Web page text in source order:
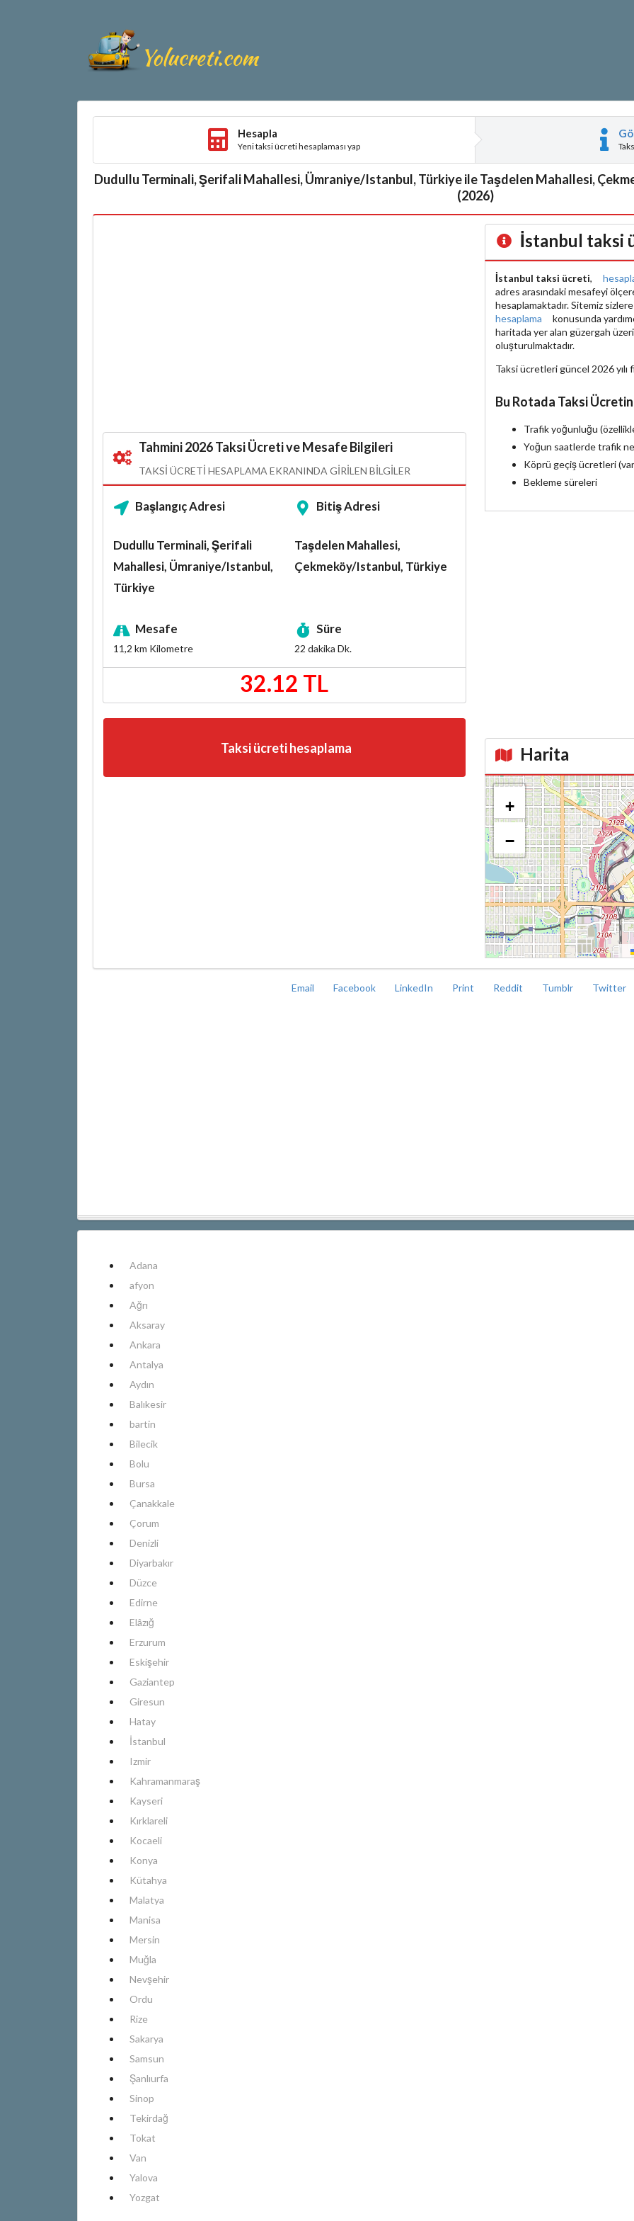
Hesapla
Yeni taksi ücreti hesaplaması yap
Dudullu Terminali, Şerifali Mahallesi, Ümraniye/Istanbul, Türkiye ile Taşdelen Mahallesi,
(2026)
Tahmini 2026 Taksi Ücreti ve Mesafe Bilgileri
TAKSI ÜCRETI HESAPLAMA EKRANINDA GIRILEN BILGILER
Başlangıç Adresi
Dudullu Terminali, Şerifali
Mahallesi, Ümraniye/Istanbul,
Türkiye
Bitiş Adresi
Taşdelen Mahallesi,
Çekmeköy/Istanbul, Türkiye
Mesafe
11,2 km Kilometre
Süre
22 dakika Dk.
32.12 TL
Taksi ücreti hesaplama
İstanbul taksi
İstanbul taksi ücreti,
adres arasındaki mesafeyi
hesaplamaktadır. Sitemiz
hesaplama
konusunda
haritada yer alan güzergah
oluşturulmaktadır.
Taksi ücretleri güncel 2026 yılı
Bu Rotada Taksi
Trafik yoğunluğu
Yoğun saatlerde trafik
Köprü geçiş ücretleri
Bekleme süreleri
Harita
+
−
Email Facebook LinkedIn Print Reddit Tumblr Twitter
Adana
afyon
Ağrı
Aksaray
Ankara
Antalya
Aydın
Balıkesir
bartin
Bilecik
Bolu
Bursa
Çanakkale
Çorum
Denizli
Diyarbakır
Düzce
Edirne
Elâzığ
Erzurum
Eskişehir
Gaziantep
Giresun
Hatay
İstanbul
Izmir
Kahramanmaraş
Kayseri
Kırklareli
Kocaeli
Konya
Kütahya
Malatya
Manisa
Mersin
Muğla
Nevşehir
Ordu
Rize
Sakarya
Samsun
Şanlıurfa
Sinop
Tekirdağ
Tokat
Van
Yalova
Yozgat